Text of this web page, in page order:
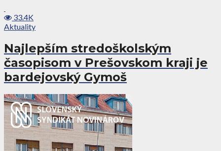
33.4K
Aktuality
Najlepším stredoškolským
časopisom v Prešovskom kraji je
bardejovský Gymoš